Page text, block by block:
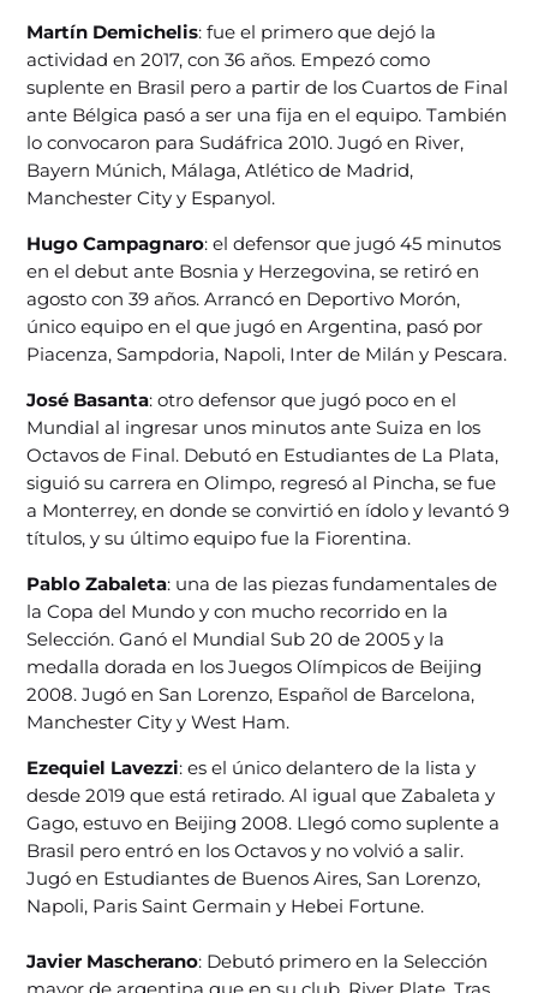
Martín Demichelis: fue el primero que dejó la
actividad en 2017, con 36 años. Empezó como
suplente en Brasil pero a partir de los Cuartos de Final
ante Bélgica pasó a ser una fija en el equipo. También
lo convocaron para Sudáfrica 2010. Jugó en River,
Bayern Múnich, Málaga, Atlético de Madrid,
Manchester City y Espanyol.
Hugo Campagnaro: el defensor que jugó 45 minutos
en el debut ante Bosnia y Herzegovina, se retiró en
agosto con 39 años. Arrancó en Deportivo Morón,
único equipo en el que jugó en Argentina, pasó por
Piacenza, Sampdoria, Napoli, Inter de Milán y Pescara.
José Basanta: otro defensor que jugó poco en el
Mundial al ingresar unos minutos ante Suiza en los
Octavos de Final. Debutó en Estudiantes de La Plata,
siguió su carrera en Olimpo, regresó al Pincha, se fue
a Monterrey, en donde se convirtió en ídolo y levantó 9
títulos, y su último equipo fue la Fiorentina.
Pablo Zabaleta: una de las piezas fundamentales de
la Copa del Mundo y con mucho recorrido en la
Selección. Ganó el Mundial Sub 20 de 2005 y la
medalla dorada en los Juegos Olímpicos de Beijing
2008. Jugó en San Lorenzo, Español de Barcelona,
Manchester City y West Ham.
Ezequiel Lavezzi: es el único delantero de la lista y
desde 2019 que está retirado. Al igual que Zabaleta y
Gago, estuvo en Beijing 2008. Llegó como suplente a
Brasil pero entró en los Octavos y no volvió a salir.
Jugó en Estudiantes de Buenos Aires, San Lorenzo,
Napoli, Paris Saint Germain y Hebei Fortune.
Javier Mascherano: Debutó primero en la Selección
mayor de argentina que en su club, River Plate. Tras